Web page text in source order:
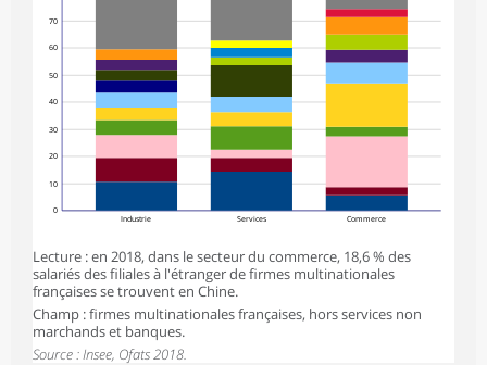
0
10
20
30
40
50
60
70
Industrie Services Commerce
Lecture : en 2018, dans le secteur du commerce, 18,6 % des
salariés des filiales à l'étranger de firmes multinationales
françaises se trouvent en Chine.
Champ : firmes multinationales françaises, hors services non
marchands et banques.
Source : Insee, Ofats 2018.